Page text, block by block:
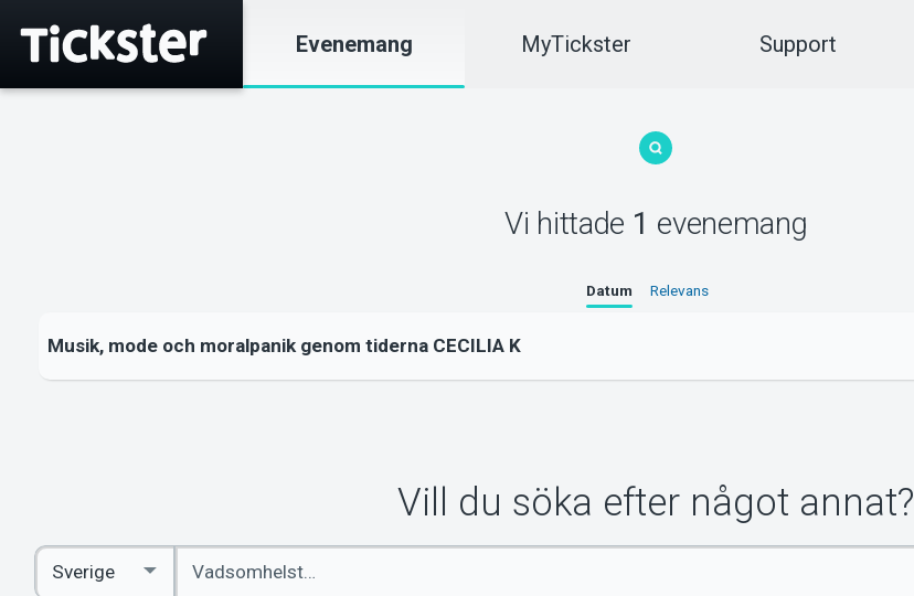
Evenemang MyTickster Support
Vi hittade 1 evenemang
Datum Relevans
Musik, mode och moralpanik genom tiderna CECILIA K
Vill du söka efter något annat?
Ange
sökord
Select
Country